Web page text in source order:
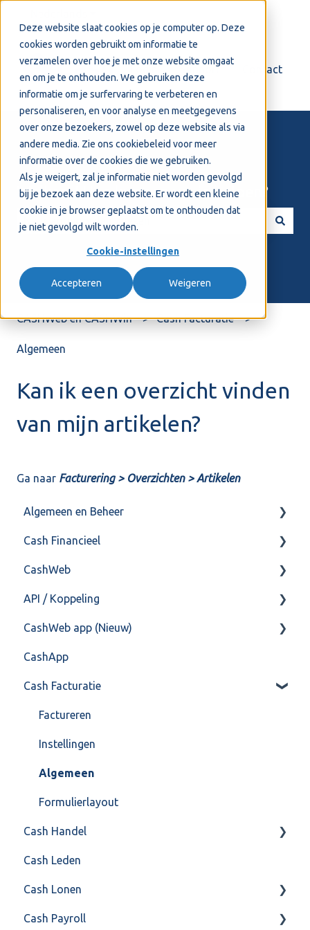
Deze website slaat cookies op je computer op. Deze
cookies worden gebruikt om informatie te
verzamelen over hoe je met onze website omgaat
en om je te onthouden. We gebruiken deze
informatie om je surfervaring te verbeteren en
personaliseren, en voor analyse en meetgegevens
over onze bezoekers, zowel op deze website als via
andere media. Zie ons cookiebeleid voor meer
informatie over de cookies die we gebruiken.
Als je weigert, zal je informatie niet worden gevolgd
bij je bezoek aan deze website. Er wordt een kleine
cookie in je browser geplaatst om te onthouden dat
je niet gevolgd wilt worden.
Cookie-instellingen
Accepteren Weigeren
Support Contact
Welkom! Hoe kunnen we je helpen?
CASHWeb en CASHWin Cash Facturatie
Algemeen
Kan ik een overzicht vinden
van mijn artikelen?
Ga naar Facturering > Overzichten > Artikelen
Algemeen en Beheer
Bank(koppeling)
Import/Export
Postbus
Training & Consultancy
Overig
Cash Financieel
Boekhoud
Fiscaal
Overig
CashWeb
CashHero Layout
Mailen vanuit CASHWeb
Algemeen gebruik
API / Koppeling
Algemeen
Api 3.0 (SOAP API)
API 4.0 (REST API)
CashWeb app (Nieuw)
Veel gestelde vragen
CashApp
Cash Facturatie
Factureren
Instellingen
Algemeen
Formulierlayout
Cash Handel
Inkoop
Verkoop
Voorraad
Cash Leden
Cash Lonen
Algemeen
Cash Payroll